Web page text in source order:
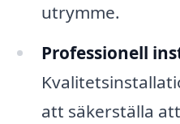
utrymme.
Professionell
att säkerställa